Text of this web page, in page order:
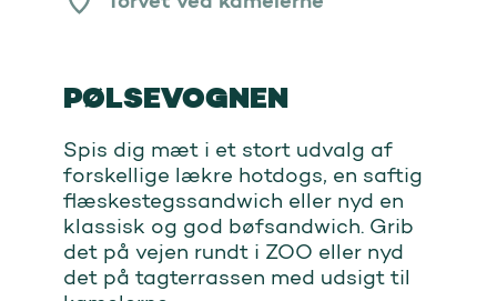
PØLSEVOGNEN
Spis dig mæt i et stort udvalg af
forskellige lækre hotdogs, en saftig
flæskestegssandwich eller nyd en
klassisk og god bøfsandwich. Grib
det på vejen rundt i ZOO eller nyd
det på tagterrassen med udsigt til